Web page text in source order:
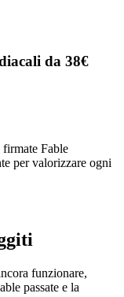
da 38€
Fable
per valorizzare ogni
funzionare,
passate e la